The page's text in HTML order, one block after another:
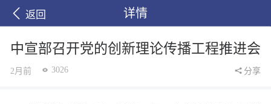
返回 详情
中宣部召开党的创新理论传播工程推进会
2月前 3026 分享